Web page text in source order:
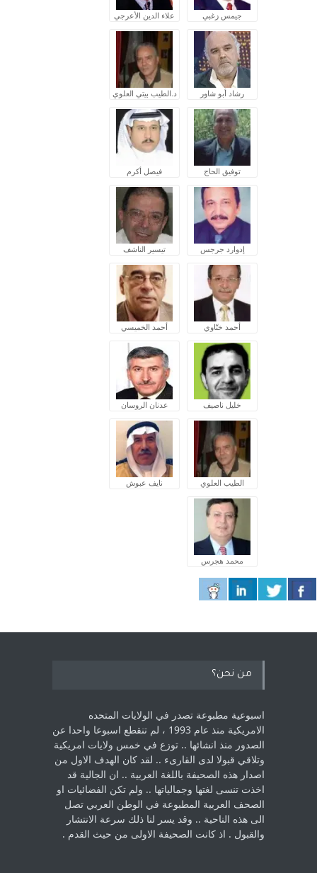
جيمس زغبي علاء الدين الأعرجي
رشاد أبو شاور د.الطيب بيتي العلوي
توفيق الحاج فيصل أكرم
إدوارد جرجس تيسير الناشف
أحمد ختّاوي أحمد الخميسي
خليل ناصيف عدنان الروسان
الطيب العلوي نايف عبوش
محمد هجرس
من نحن؟
اسبوعية مطبوعة تصدر في الولايات المتحده
الامريكية منذ عام 1993 ، لم ‏تنقطع اسبوعا واحدا عن
الصدور منذ انشائها .. توزع في خمس ولايات امريكية
‏وتلاقي قبولا لدى القارىء ..‏ لقد كان الهدف الاول من
اصدار هذه الصحيفة باللغة العربية .. ان الجالية قد
اخذت ‏تنسى لغتها وجمالياتها .. ولم تكن الفضائيات او
الصحف العربية المطبوعة في الوطن ‏العربي تصل
الى هذه الناحية .. وقد يسر لنا ذلك سرعة الانتشار
والقبول . اذ كانت ‏الصحيفة الاولى من حيث القدم . ‏